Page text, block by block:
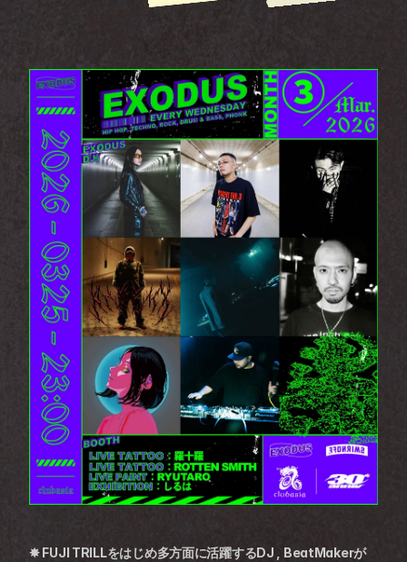
✸ FUJI TRILLをはじめ多方面に活躍するDJ , BeatMakerが